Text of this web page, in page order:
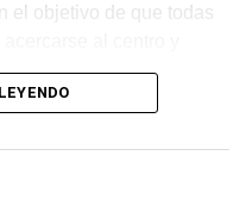
el objetivo de que todas